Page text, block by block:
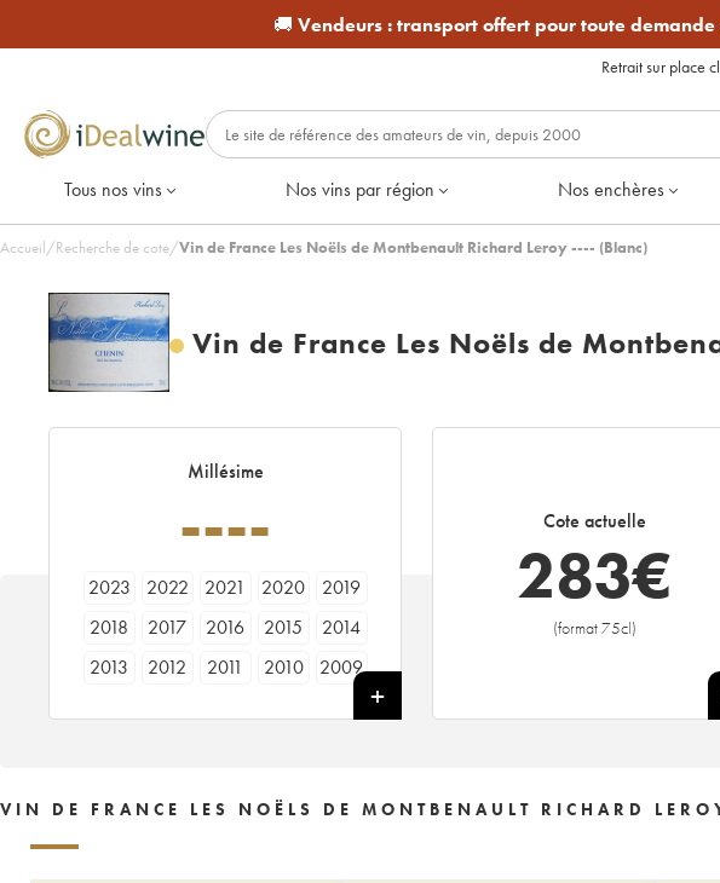
🚚 Vendeurs :transport offert pour toute demande
Retrait sur place
Tous nos vins Nos vins par région Nos enchères
Accueil/Recherche de cote/Vin de France Les Noëls de Montbenault Richard Leroy ---- (Blanc)
Vin de France Les Noëls de
Millésime
----
2023 2022 2021 2020
2019
2018
2017 2016 2015
2014
2013
2012 2011 2010
2009
Cote actuelle
283€
(format 75cl)
VIN DE FRANCE LES NOËLS DE MONTBENAULT RICHARD